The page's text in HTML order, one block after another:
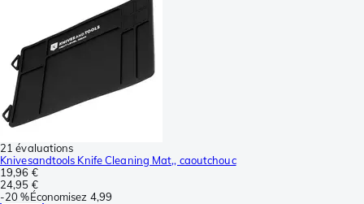
21 évaluations
Knivesandtools Knife Cleaning Mat,, caoutchouc
19,96 €
24,95 €
-20 %Économisez 4,99